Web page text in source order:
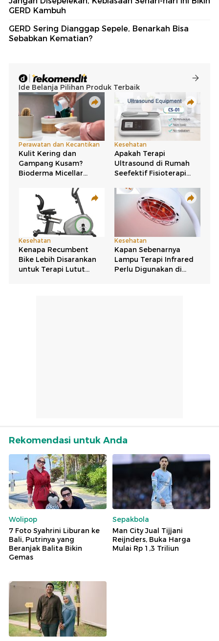
GERD Kambuh
GERD Sering Dianggap Sepele, Benarkah Bisa
Sebabkan Kematian?
Rekomendasi untuk Anda
Wolipop
7 Foto Syahrini Liburan ke
Bali, Putrinya yang
Beranjak Balita Bikin
Gemas
Sepakbola
Man City Jual Tijjani
Reijnders, Buka Harga
Mulai Rp 1,3 Triliun